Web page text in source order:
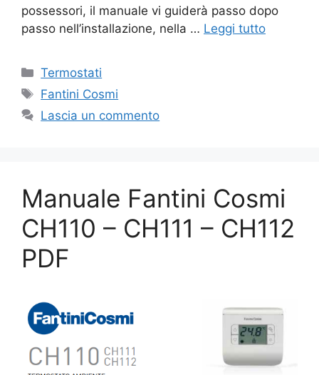
possessori, il manuale vi guiderà passo dopo
passo nell’installazione, nella … Leggi tutto
Categorie
Termostati
Tag
Fantini Cosmi
Lascia un commento
Manuale Fantini Cosmi
CH110 – CH111 – CH112
PDF